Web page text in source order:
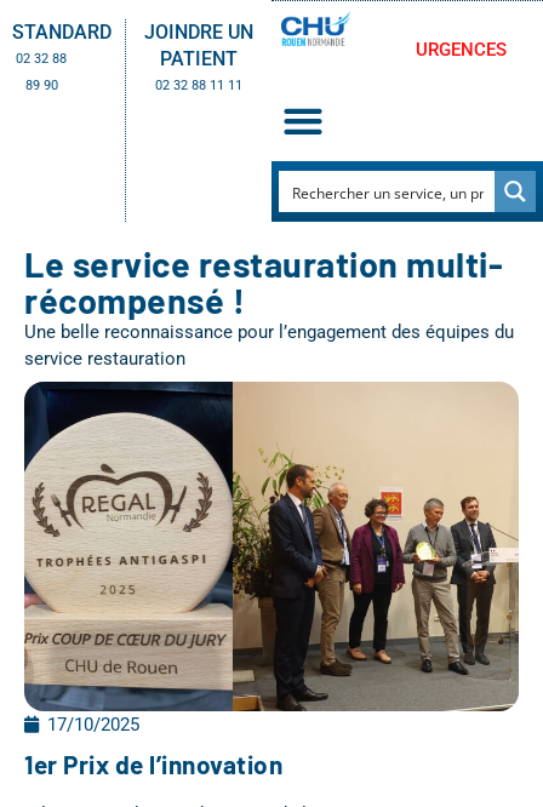
STANDARD
02 32 88
89 90
JOINDRE UN
PATIENT
02 32 88 11 11
URGENCES
Le service restauration multi-
récompensé !
Une belle reconnaissance pour l’engagement des équipes du
service restauration
17/10/2025
1er Prix de l’innovation